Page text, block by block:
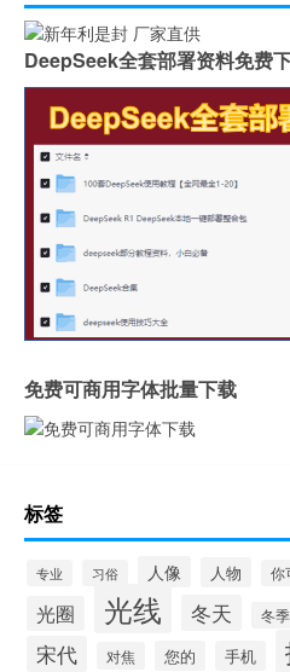
DeepSeek全套部署资料免费
免费可商用字体批量下载
标签
专业 习俗 人像 人物 你
光圈 光线 冬天 冬季
宋代 对焦 您的 手机